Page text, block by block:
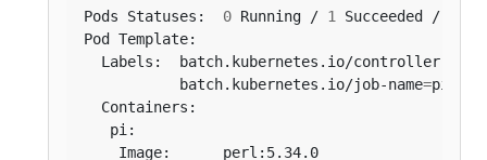
Pods Statuses: 0 Running / 1 Succeeded /
  Labels:  batch.kubernetes.io/controller-uid
           batch.kubernetes.io/job-name
=